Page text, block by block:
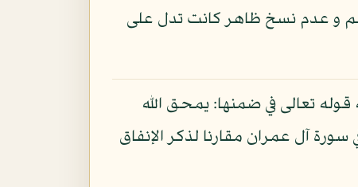
عمران - 75، مع تصديق القرآن لكتابهم و عدم نسخ ظاهر كانت تدل على
قوله تعالى في ضمنها: يمحق الله
آل عمران مقارنا لذكر الإنفاق